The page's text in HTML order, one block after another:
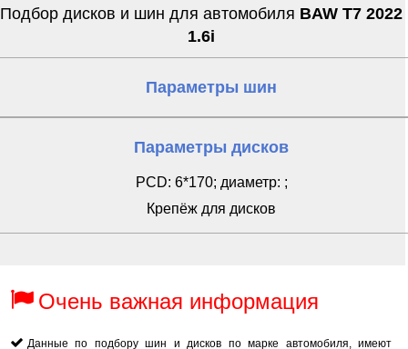
Подбор дисков и шин для автомобиля BAW T7 2022
1.6i
Параметры шин
Параметры дисков
PCD: 6*170; диаметр: ;
Крепёж для дисков
Очень важная информация
Данные по подбору шин и дисков по марке автомобиля, имеют